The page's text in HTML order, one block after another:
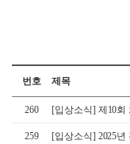
번호 제목
260 [입상소식] 제10회
259 [입상소식] 2025년